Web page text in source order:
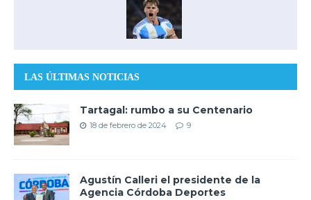
LAS ÚLTIMAS NOTICIAS
Tartagal: rumbo a su Centenario
18 de febrero de 2024 9
Agustín Calleri el presidente de la
Agencia Córdoba Deportes